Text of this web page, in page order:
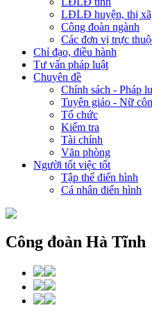
LĐLĐ huyện, thị
Công đoàn ngành
Các đơn vị trực
Chỉ đạo, điều hành
Tư vấn pháp luật
Chuyên đề
Chính sách - Pháp
Tuyên giáo - Nữ
Tổ chức
Kiểm tra
Tài chính
Văn phòng
Người tốt việc tốt
Tập thể điển hình
Cá nhân điển hình
Công đoàn Hà Tĩnh